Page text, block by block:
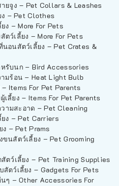
ยจูง – Pet Collars & Leashes
ง – Pet Clothes
ง – More For Pets
ตว์เลี้ยง – More For Pets
อนสัตว์เลี้ยง – Pet Crates &
รับนก – Bird Accessories
มร้อน – Heat Light Bulb
Items For Pet Parents
เลี้ยง – Items For Pet Parents
มสะอาด – Pet Cleaning
ยง – Pet Carriers
ง – Pet Prams
นสัตว์เลี้ยง – Pet Grooming
ตว์เลี้ยง – Pet Training Supplies
สัตว์เลี้ยง – Gadgets For Pets
ๆ – Other Accessories For